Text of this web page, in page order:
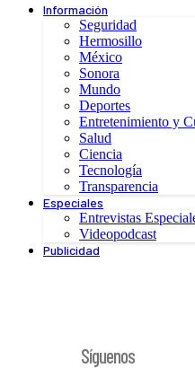
Información
Seguridad
Hermosillo
México
Sonora
Mundo
Deportes
Entretenimiento y
Salud
Ciencia
Tecnología
Transparencia
Especiales
Entrevistas
Videopodcast
Publicidad
Síguenos